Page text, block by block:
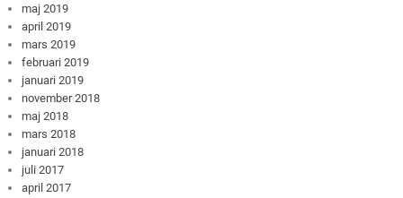
maj 2019
april 2019
mars 2019
februari 2019
januari 2019
november 2018
maj 2018
mars 2018
januari 2018
juli 2017
april 2017